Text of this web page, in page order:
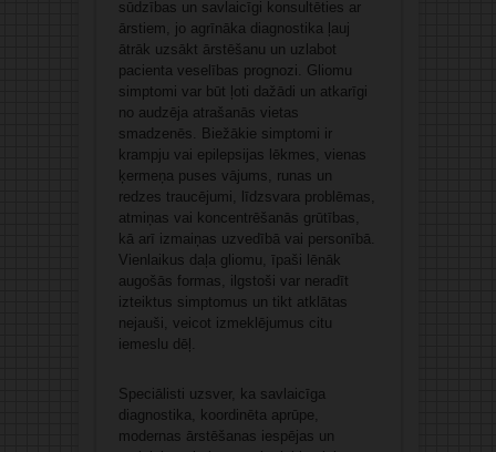
sūdzības un savlaicīgi konsultēties ar
ārstiem, jo agrīnāka diagnostika ļauj
ātrāk uzsākt ārstēšanu un uzlabot
pacienta veselības prognozi. Gliomu
simptomi var būt ļoti dažādi un atkarīgi
no audzēja atrašanās vietas
smadzenēs. Biežākie simptomi ir
krampju vai epilepsijas lēkmes, vienas
ķermeņa puses vājums, runas un
redzes traucējumi, līdzsvara problēmas,
atmiņas vai koncentrēšanās grūtības,
kā arī izmaiņas uzvedībā vai personībā.
Vienlaikus daļa gliomu, īpaši lēnāk
augošās formas, ilgstoši var neradīt
izteiktus simptomus un tikt atklātas
nejauši, veicot izmeklējumus citu
iemeslu dēļ.
Speciālisti uzsver, ka savlaicīga
diagnostika, koordinēta aprūpe,
modernas ārstēšanas iespējas un